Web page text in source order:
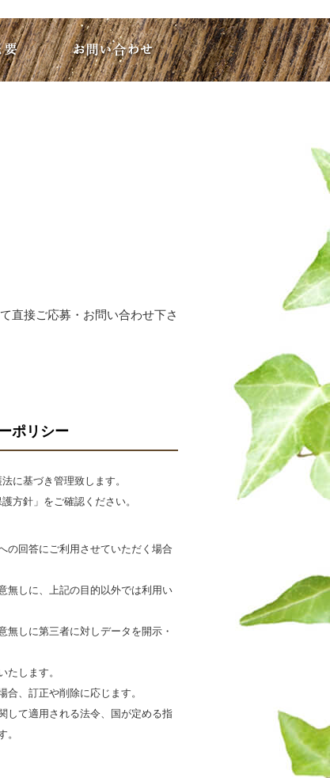
直接ご応募・お問い合わせ下さ
ポリシー
に基づき管理致します。
方針」をご確認ください。
の回答にご利用させていただく場合
無しに、上記の目的以外では利用い
無しに第三者に対しデータを開示・
たします。
、訂正や削除に応じます。
して適用される法令、国が定める指
。